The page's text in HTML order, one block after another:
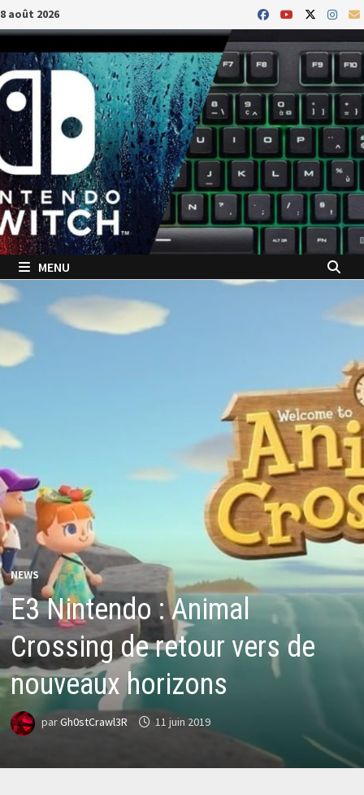
Passer
au
contenu
8 août 2026
MENU
NEWS
E3 Nintendo : Animal
Crossing de retour vers de
nouveaux horizons
parGh0stCrawl3R 11 juin 2019